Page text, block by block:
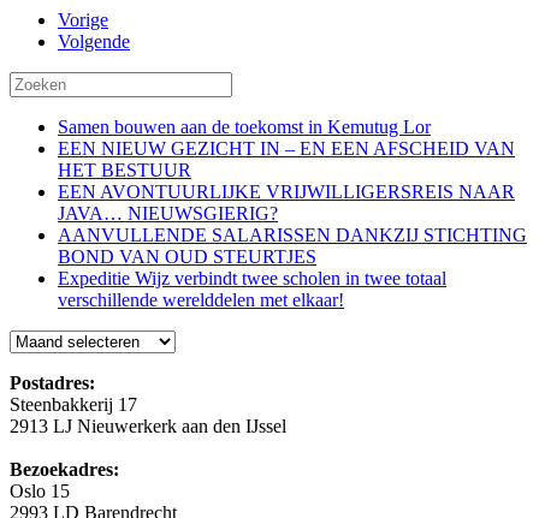
Vorige
Volgende
Samen bouwen aan de toekomst in Kemutug Lor
EEN NIEUW GEZICHT IN – EN EEN AFSCHEID VAN
HET BESTUUR
EEN AVONTUURLIJKE VRIJWILLIGERSREIS NAAR
JAVA… NIEUWSGIERIG?
AANVULLENDE SALARISSEN DANKZIJ STICHTING
BOND VAN OUD STEURTJES
Expeditie Wijz verbindt twee scholen in twee totaal
verschillende werelddelen met elkaar!
Blog
Postadres:
Steenbakkerij 17
2913 LJ Nieuwerkerk aan den IJssel
Bezoekadres:
Oslo 15
2993 LD Barendrecht